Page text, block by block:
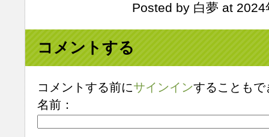
Posted by 白夢 at
コメントする
コメントする前にサインインすることもで
名前：